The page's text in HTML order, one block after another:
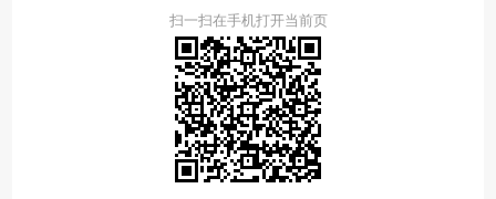
扫一扫在手机打开当前页